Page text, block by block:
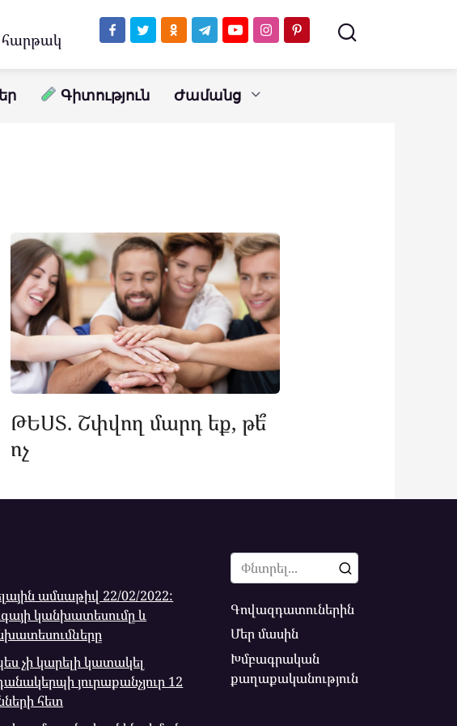
Գիտություն Ժամանց
ԹԵՍՏ. Շփվող մարդ եք, թե՞
ոչ
ամսաթիվ 22/02/2022:
կանխատեսումը և
չի կարելի կատակել
յուրաքանչյուր 12
հետ
Search
for:
Գովազդատուներին
Մեր մասին
Խմբագրական
քաղաքականություն